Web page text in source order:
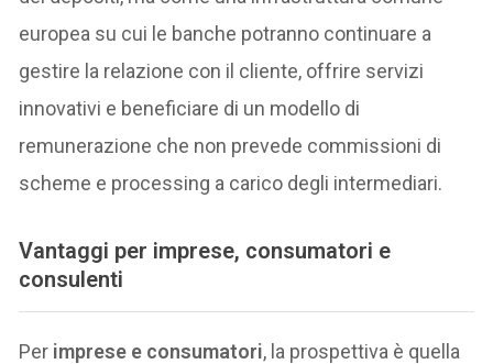
europea su cui le banche potranno continuare a
gestire la relazione con il cliente, offrire servizi
innovativi e beneficiare di un modello di
remunerazione che non prevede commissioni di
scheme e processing a carico degli intermediari.
Vantaggi per imprese, consumatori e
consulenti
Per imprese e consumatori, la prospettiva è quella